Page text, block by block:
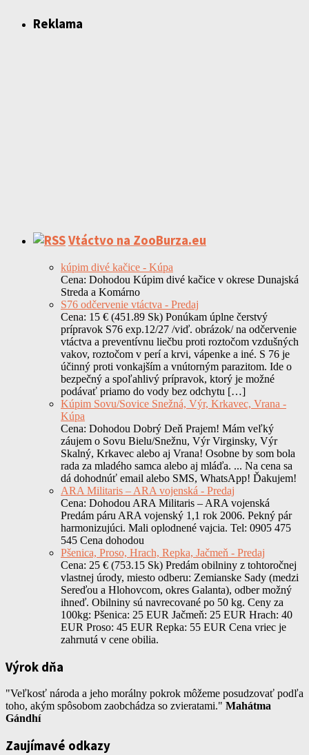
Reklama
Vtáctvo na ZooBurza.eu
kúpim divé kačice - Kúpa
Cena: Dohodou Kúpim divé kačice v okrese Dunajská
Streda a Komárno
S76 odčervenie vtáctva - Predaj
Cena: 15 € (451.89 Sk) Ponúkam úplne čerstvý
prípravok S76 exp.12/27 /viď. obrázok/ na odčervenie
vtáctva a preventívnu liečbu proti roztočom vzdušných
vakov, roztočom v perí a krvi, vápenke a iné. S 76 je
účinný proti vonkajším a vnútorným parazitom. Ide o
bezpečný a spoľahlivý prípravok, ktorý je možné
podávať priamo do vody bez odchytu […]
Kúpim Sovu/Sovice Snežná, Výr, Krkavec, Vrana -
Kúpa
Cena: Dohodou Dobrý Deň Prajem! Mám veľký
záujem o Sovu Bielu/Snežnu, Výr Virginsky, Výr
Skalný, Krkavec alebo aj Vrana! Osobne by som bola
rada za mladého samca alebo aj mláďa. ... Na cena sa
dá dohodnúť email alebo SMS, WhatsApp! Ďakujem!
ARA Militaris – ARA vojenská - Predaj
Cena: Dohodou ARA Militaris – ARA vojenská
Predám páru ARA vojenský 1,1 rok 2006. Pekný pár
harmonizujúci. Mali oplodnené vajcia. Tel: 0905 475
545 Cena dohodou
Pšenica, Proso, Hrach, Repka, Jačmeň - Predaj
Cena: 25 € (753.15 Sk) Predám obilniny z tohtoročnej
vlastnej úrody, miesto odberu: Zemianske Sady (medzi
Sereďou a Hlohovcom, okres Galanta), odber možný
ihneď. Obilniny sú navrecované po 50 kg. Ceny za
100kg: Pšenica: 25 EUR Jačmeň: 25 EUR Hrach: 40
EUR Proso: 45 EUR Repka: 55 EUR Cena vriec je
zahrnutá v cene obilia.
Výrok dňa
"Veľkosť národa a jeho morálny pokrok môžeme posudzovať podľa
toho, akým spôsobom zaobchádza so zvieratami." Mahátma
Gándhí
Zaujímavé odkazy